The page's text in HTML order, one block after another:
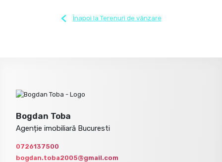
Înapoi la Terenuri de vânzare
Bogdan Toba
Agenție imobiliară Bucuresti
0726137500
bogdan.toba2005@gmail.com